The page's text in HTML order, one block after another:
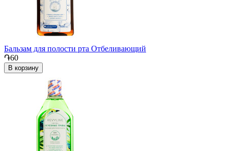
Бальзам для полости рта Отбеливающий
֏60
В корзину